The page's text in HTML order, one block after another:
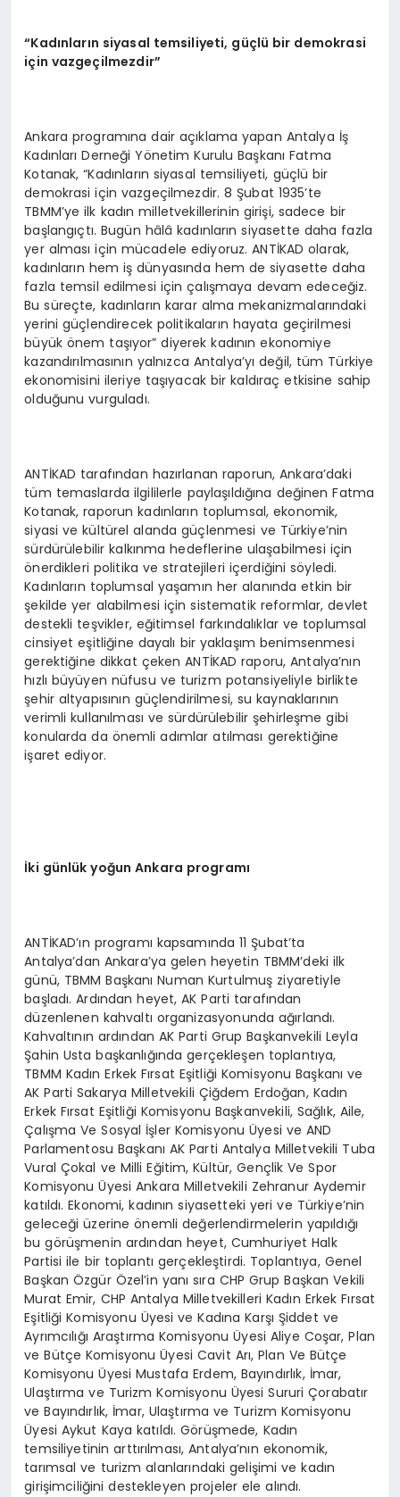
“Kadınların siyasal temsiliyeti, güçlü bir demokrasi
için vazgeçilmezdir”
Ankara programına dair açıklama yapan Antalya İş
Kadınları Derneği Yönetim Kurulu Başkanı Fatma
Kotanak, “Kadınların siyasal temsiliyeti, güçlü bir
demokrasi için vazgeçilmezdir. 8 Şubat 1935’te
TBMM’ye ilk kadın milletvekillerinin girişi, sadece bir
başlangıçtı. Bugün hâlâ kadınların siyasette daha fazla
yer alması için mücadele ediyoruz. ANTİKAD olarak,
kadınların hem iş dünyasında hem de siyasette daha
fazla temsil edilmesi için çalışmaya devam edeceğiz.
Bu süreçte, kadınların karar alma mekanizmalarındaki
yerini güçlendirecek politikaların hayata geçirilmesi
büyük önem taşıyor” diyerek kadının ekonomiye
kazandırılmasının yalnızca Antalya’yı değil, tüm Türkiye
ekonomisini ileriye taşıyacak bir kaldıraç etkisine sahip
olduğunu vurguladı.
ANTİKAD tarafından hazırlanan raporun, Ankara’daki
tüm temaslarda ilgililerle paylaşıldığına değinen Fatma
Kotanak, raporun kadınların toplumsal, ekonomik,
siyasi ve kültürel alanda güçlenmesi ve Türkiye’nin
sürdürülebilir kalkınma hedeflerine ulaşabilmesi için
önerdikleri politika ve stratejileri içerdiğini söyledi.
Kadınların toplumsal yaşamın her alanında etkin bir
şekilde yer alabilmesi için sistematik reformlar, devlet
destekli teşvikler, eğitimsel farkındalıklar ve toplumsal
cinsiyet eşitliğine dayalı bir yaklaşım benimsenmesi
gerektiğine dikkat çeken ANTİKAD raporu, Antalya’nın
hızlı büyüyen nüfusu ve turizm potansiyeliyle birlikte
şehir altyapısının güçlendirilmesi, su kaynaklarının
verimli kullanılması ve sürdürülebilir şehirleşme gibi
konularda da önemli adımlar atılması gerektiğine
işaret ediyor.
İki günlük yoğun Ankara programı
ANTİKAD’ın programı kapsamında 11 Şubat’ta
Antalya’dan Ankara’ya gelen heyetin TBMM’deki ilk
günü, TBMM Başkanı Numan Kurtulmuş ziyaretiyle
başladı. Ardından heyet, AK Parti tarafından
düzenlenen kahvaltı organizasyonunda ağırlandı.
Kahvaltının ardından AK Parti Grup Başkanvekili Leyla
Şahin Usta başkanlığında gerçekleşen toplantıya,
TBMM Kadın Erkek Fırsat Eşitliği Komisyonu Başkanı ve
AK Parti Sakarya Milletvekili Çiğdem Erdoğan, Kadın
Erkek Fırsat Eşitliği Komisyonu Başkanvekili, Sağlık, Aile,
Çalışma Ve Sosyal İşler Komisyonu Üyesi ve AND
Parlamentosu Başkanı AK Parti Antalya Milletvekili Tuba
Vural Çokal ve Milli Eğitim, Kültür, Gençlik Ve Spor
Komisyonu Üyesi Ankara Milletvekili Zehranur Aydemir
katıldı. Ekonomi, kadının siyasetteki yeri ve Türkiye’nin
geleceği üzerine önemli değerlendirmelerin yapıldığı
bu görüşmenin ardından heyet, Cumhuriyet Halk
Partisi ile bir toplantı gerçekleştirdi. Toplantıya, Genel
Başkan Özgür Özel’in yanı sıra CHP Grup Başkan Vekili
Murat Emir, CHP Antalya Milletvekilleri Kadın Erkek Fırsat
Eşitliği Komisyonu Üyesi ve Kadına Karşı Şiddet ve
Ayrımcılığı Araştırma Komisyonu Üyesi Aliye Coşar, Plan
ve Bütçe Komisyonu Üyesi Cavit Arı, Plan Ve Bütçe
Komisyonu Üyesi Mustafa Erdem, Bayındırlık, İmar,
Ulaştırma ve Turizm Komisyonu Üyesi Sururi Çorabatır
ve Bayındırlık, İmar, Ulaştırma ve Turizm Komisyonu
Üyesi Aykut Kaya katıldı. Görüşmede, Kadın
temsiliyetinin arttırılması, Antalya’nın ekonomik,
tarımsal ve turizm alanlarındaki gelişimi ve kadın
girişimciliğini destekleyen projeler ele alındı.